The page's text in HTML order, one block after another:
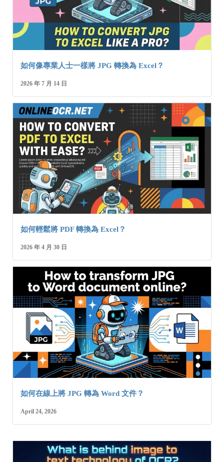
如何像專業人士一樣將 JPG 轉換為 Excel？
2026 年 7 月 14 日
如何輕鬆將 PDF 轉換為 Excel？
2026 年 4 月 30 日
如何在線上將 JPG 轉為 Word 文件？
April 24, 2026